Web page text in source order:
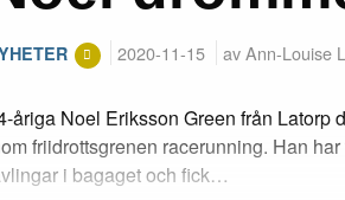
2020-11-15 av Ann-Louise
åriga Noel Eriksson Green från Latorp
friidrottsgrenen racerunning. Han
i bagaget och fick…